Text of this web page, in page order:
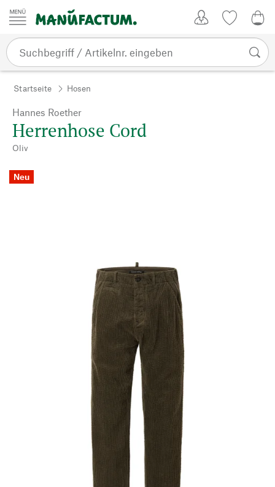
Zum Inhalt springen
Startseite Hosen
Hannes Roether
Herrenhose Cord
Oliv
Neu